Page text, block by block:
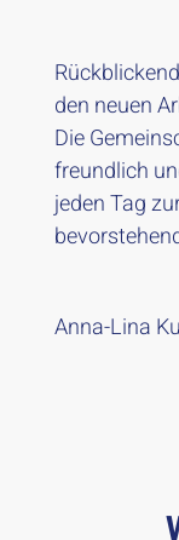
den neuen
Die
freundlich
jeden Tag
Anna-Lina